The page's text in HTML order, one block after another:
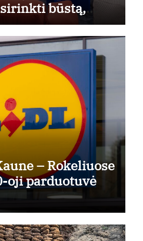
būstą,
– Rokeliuose
oji parduotuvė